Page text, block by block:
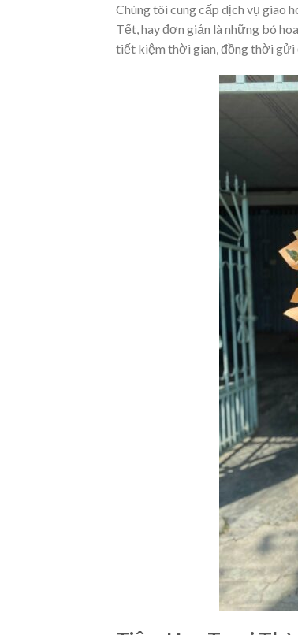
Chúng tôi cung cấp dịch vụ giao
Tết, hay đơn giản là những bó
tiết kiệm thời gian, đồng thời gửi